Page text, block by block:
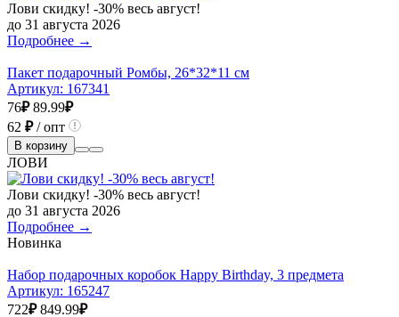
Лови скидку! -30% весь август!
до 31 августа 2026
Подробнее →
Пакет подарочный Ромбы, 26*32*11 см
Артикул: 167341
76₽ 89.99₽
62 ₽/ опт
В корзину
ЛОВИ
Лови скидку! -30% весь август!
до 31 августа 2026
Подробнее →
Новинка
Набор подарочных коробок Happy Birthday, 3 предмета
Артикул: 165247
722₽ 849.99₽